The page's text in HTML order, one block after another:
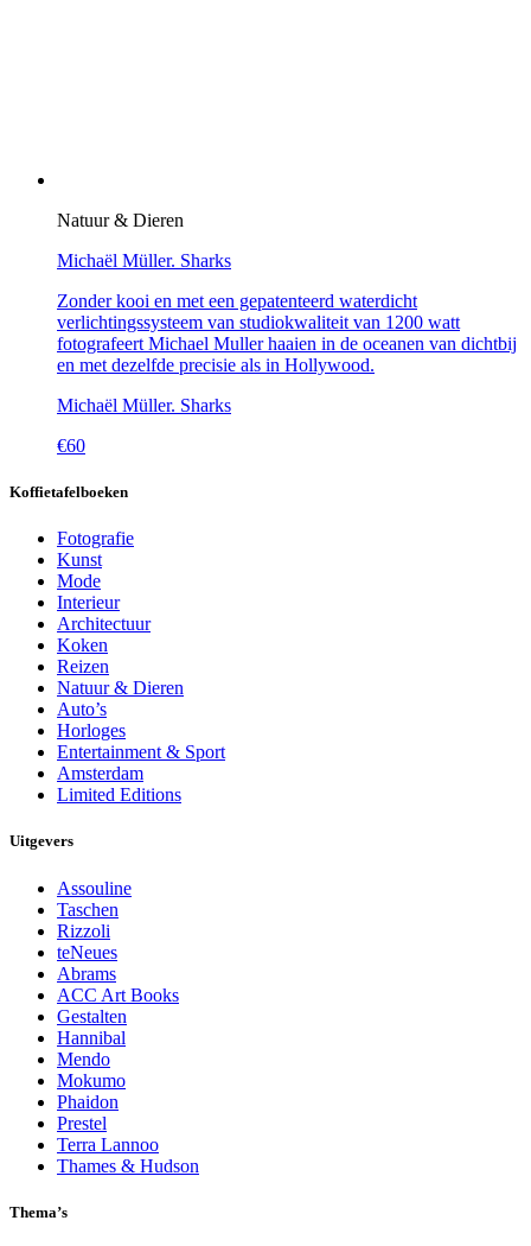
Natuur & Dieren
Michaël Müller. Sharks
Zonder kooi en met een gepatenteerd waterdicht
verlichtingssysteem van studiokwaliteit van 1200 watt
fotografeert Michael Muller haaien in de oceanen van dichtbij
en met dezelfde precisie als in Hollywood.
Michaël Müller. Sharks
€60
Koffietafelboeken
Fotografie
Kunst
Mode
Interieur
Architectuur
Koken
Reizen
Natuur & Dieren
Auto’s
Horloges
Entertainment & Sport
Amsterdam
Limited Editions
Uitgevers
Assouline
Taschen
Rizzoli
teNeues
Abrams
ACC Art Books
Gestalten
Hannibal
Mendo
Mokumo
Phaidon
Prestel
Terra Lannoo
Thames & Hudson
Thema’s